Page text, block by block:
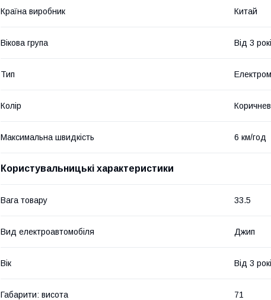
Країна виробник Китай
Вікова група Від 3
Тип
Колір
Максимальна швидкість 6 км/год
Користувальницькі характеристики
Вага товару 33.5
Вид електроавтомобіля Джип
Вік Від 3
Габарити: висота 71